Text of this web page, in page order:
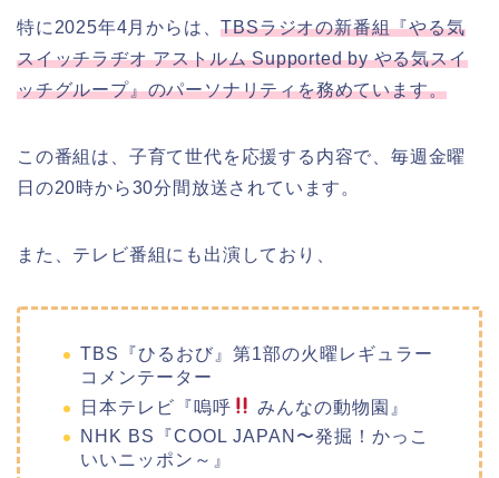
特に2025年4月からは、TBSラジオの新番組『やる気
スイッチラヂオ アストルム Supported by やる気スイ
ッチグループ』のパーソナリティを務めています。
この番組は、子育て世代を応援する内容で、毎週金曜
日の20時から30分間放送されています。
また、テレビ番組にも出演しており、
TBS『ひるおび』第1部の火曜レギュラー
コメンテーター
日本テレビ『嗚呼
みんなの動物園』
NHK BS『COOL JAPAN〜発掘！かっこ
いいニッポン～』